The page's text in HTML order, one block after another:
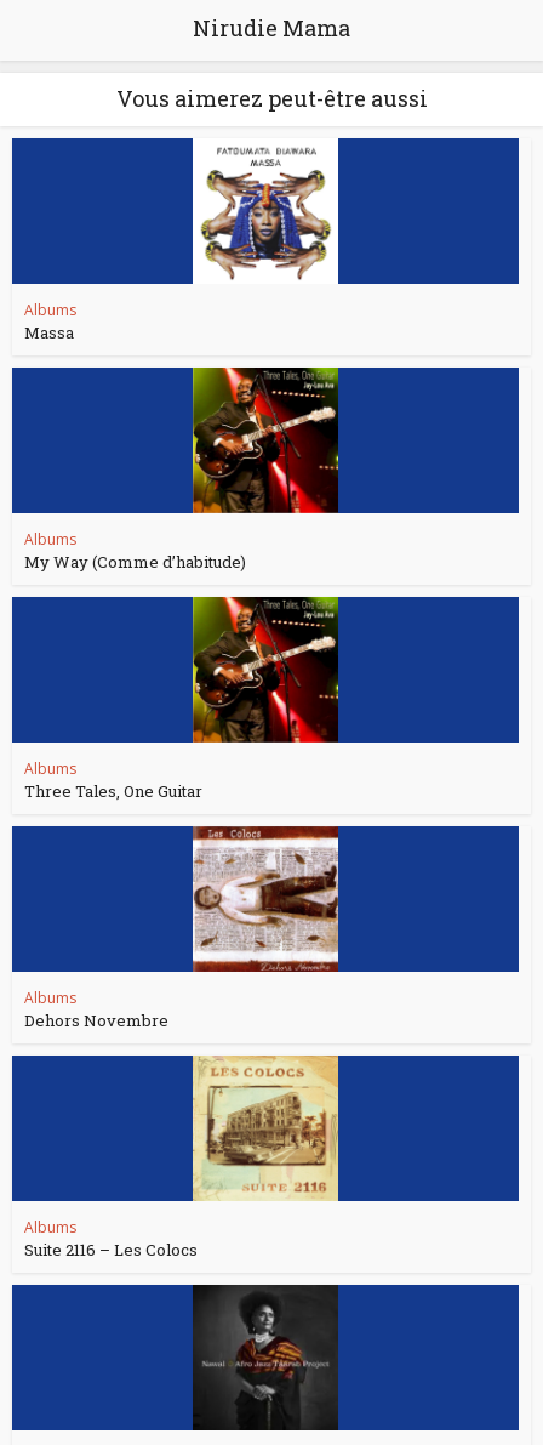
Nirudie Mama
Vous aimerez peut-être aussi
Albums
Massa
Albums
My Way (Comme d’habitude)
Albums
Three Tales, One Guitar
Albums
Dehors Novembre
Albums
Suite 2116 – Les Colocs